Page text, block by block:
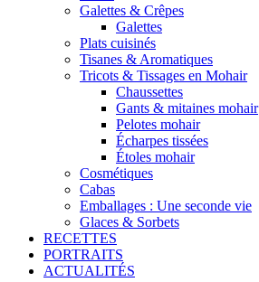
Galettes & Crêpes
Galettes
Plats cuisinés
Tisanes & Aromatiques
Tricots & Tissages en Mohair
Chaussettes
Gants & mitaines mohair
Pelotes mohair
Écharpes tissées
Étoles mohair
Cosmétiques
Cabas
Emballages : Une seconde vie
Glaces & Sorbets
RECETTES
PORTRAITS
ACTUALITÉS